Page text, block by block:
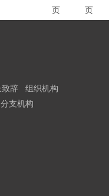
页 页
致辞
组织机构
分支机构